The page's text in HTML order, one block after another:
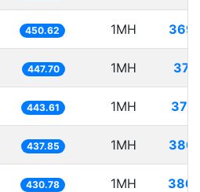
450.62 1MH
447.70 1MH
443.61 1MH
437.85 1MH
430.78 1MH